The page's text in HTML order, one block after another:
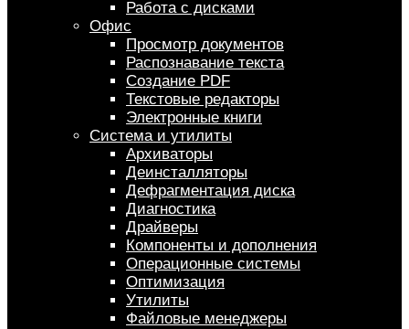
Работа с дисками
Офис
Просмотр документов
Распознавание текста
Создание PDF
Текстовые редакторы
Электронные книги
Система и утилиты
Архиваторы
Деинсталляторы
Дефрагментация диска
Диагностика
Драйверы
Компоненты и дополнения
Операционные системы
Оптимизация
Утилиты
Файловые менеджеры